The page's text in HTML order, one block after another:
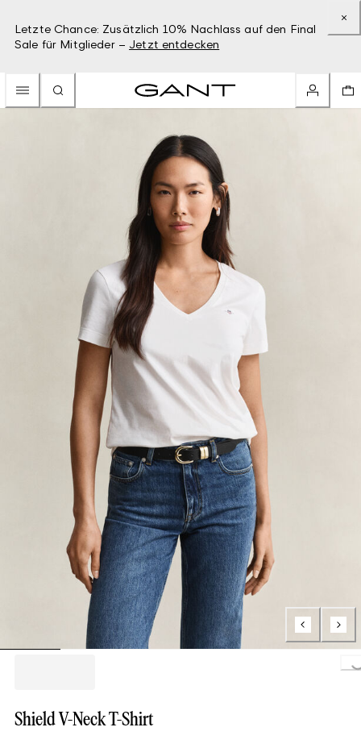
Letzte Chance: Zusätzlich 10% Nachlass auf den Final
Sale für Mitglieder – Jetzt entdecken
Shield V-Neck T-Shirt